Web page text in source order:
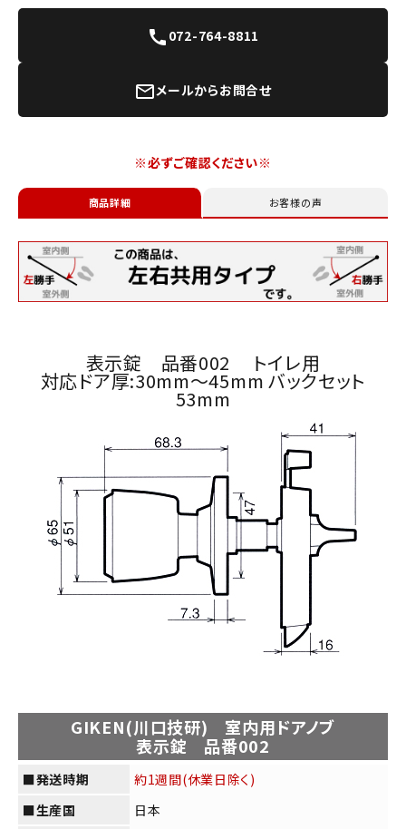
call 072-764-8811
mail_outlineメールからお問合せ
※必ずご確認ください※
商品詳細 お客様の声
表示錠 品番002 トイレ用
対応ドア厚:30mm～45mm バックセット
53mm
GIKEN(川口技研) 室内用ドアノブ
表示錠 品番002
■発送時期
約1週間(休業日除く)
■生産国
日本